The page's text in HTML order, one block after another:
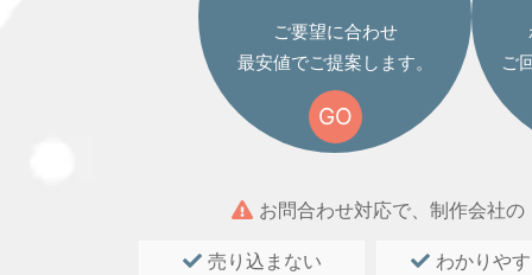
ご要望に合わせ
最安値でご提案します。
GO
ご
お問合わせ対応で、制作会社の
売り込まない
わかりや